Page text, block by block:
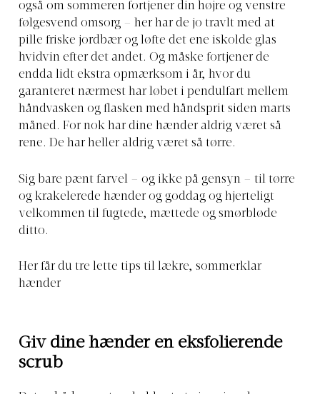
også om sommeren fortjener din højre og venstre
følgesvend omsorg – her har de jo travlt med at
pille friske jordbær og løfte det ene iskolde glas
hvidvin efter det andet. Og måske fortjener de
endda lidt ekstra opmærksom i år, hvor du
garanteret nærmest har løbet i pendulfart mellem
håndvasken og flasken med håndsprit siden marts
måned. For nok har dine hænder aldrig været så
rene. De har heller aldrig været så tørre.
Sig bare pænt farvel – og ikke på gensyn – til tørre
og krakelerede hænder og goddag og hjerteligt
velkommen til fugtede, mættede og smørbløde
ditto.
Her får du tre lette tips til lækre, sommerklar
hænder
Giv dine hænder en eksfolierende
scrub